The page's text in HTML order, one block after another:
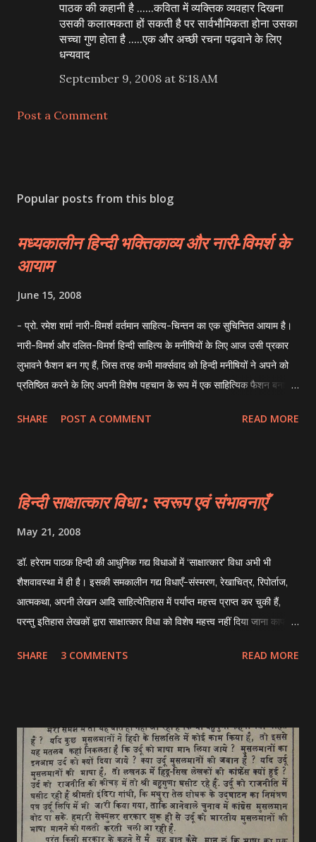
पाठक की कहानी है ......कविता में व्यक्तिक व्यवहार दिखना
उसकी कलात्मकता हों सकती है पर सार्वभौमिकता होना उसका
सच्चा गुण होता है .....एक और अच्छी रचना पढ़वाने के लिए
धन्यवाद
September 9, 2008 at 8:18 AM
Post a Comment
Popular posts from this blog
मध्यकालीन हिन्दी भक्तिकाव्य और नारी-विमर्श के
आयाम
June 15, 2008
- प्रो. रमेश शर्मा नारी-विमर्श वर्तमान साहित्य-चिन्तन का एक सुचिन्तित आयाम है।
नारी-विमर्श और दलित-विमर्श हिन्दी साहित्य के मनीषियों के लिए आज उसी प्रकार
लुभावने फैशन बन गए हैं, जिस तरह कभी मार्क्सवाद को हिन्दी मनीषियों ने अपने को
प्रतिष्ठित करने के लिए अपनी विशेष पहचान के रूप में एक साहित्यिक फैशन बनाकर
इसे किसी सिद्धान्त विशेष के रूप में भी सीमित नहीं किया जा सकता। यह तो जीवन-
धारा जीवन के विविध आयामों को निरन्तर विमर्शन की ओर ले जाती है। नारी-विमर्श
जहाँ मानव एक संस्कारित जीवन की ओर उन्मुख हुआ है। मानव का सामाजिक स्वरूप
और तज्जन्य सामाजिक व्यवस्था...
SHARE POST A COMMENT READ MORE
हिन्दी साक्षात्कार विधा : स्वरूप एवं संभावनाएँ
May 21, 2008
डॉ. हरेराम पाठक हिन्दी की आधुनिक गद्य विधाओं में ‘साक्षात्कार' विधा अभी भी
शैशवावस्था में ही है। इसकी समकालीन गद्य विधाएँ-संस्मरण, रेखाचित्र, रिपोर्ताज,
आत्मकथा, अपनी लेखन आदि साहित्येतिहास में पर्याप्त महत्त्व प्राप्त कर चुकी हैं,
परन्तु इतिहास लेखकों द्वारा साक्षात्कार विधा को विशेष महत्त्व नहीं दिया जाना काफी
साक्षात्कार विधा ही एक ऐसी विधा है जिसके द्वारा किसी साहित्यकार के जीवन दर्शन
परिवर्तन संसृति का नियम है। गद्य की अन्य विधाओं के विकसित होने का पर्याप्त
अवसर मिला पर एक सीमा तक ही साक्षात्कार विधा के साथ ऐसा नहीं हुआ। आरंभ में
उसे विकसित होने का अवसर नहीं मिला परंतु कालान्तर में उसके विकास की
बहुआयामी संभावनाएँ दृष्टिगोचर होने लगीं। साहित्य की अन्य विधाएँ साहित्य के
शिल्पगत दायरे में सिमट कर रह गयी...
SHARE 3 COMMENTS READ MORE